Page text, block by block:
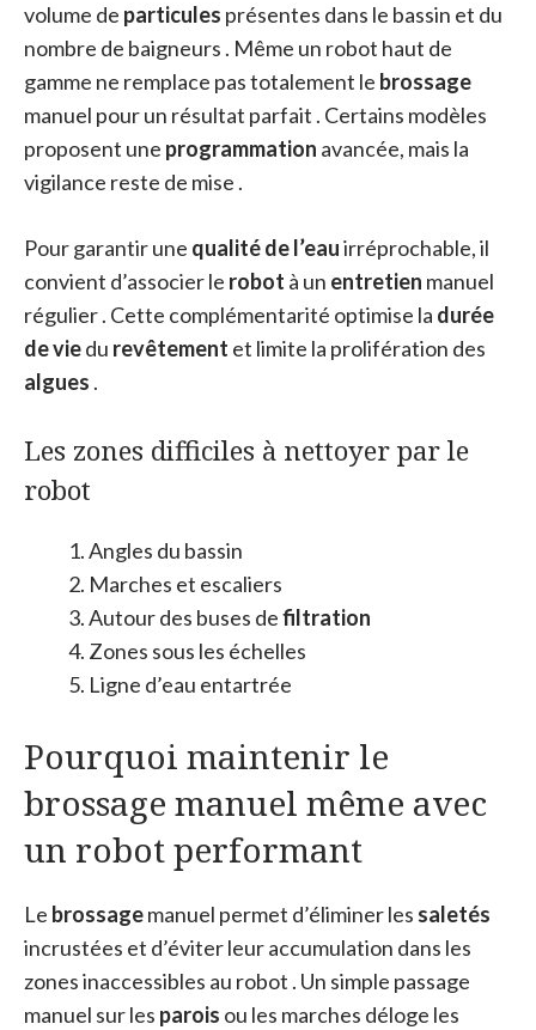
volume de particules présentes dans le bassin et du
nombre de baigneurs . Même un robot haut de
gamme ne remplace pas totalement le brossage
manuel pour un résultat parfait . Certains modèles
proposent une programmation avancée, mais la
vigilance reste de mise .
Pour garantir une qualité de l’eauirréprochable, il
convient d’associer le robot à un entretien manuel
régulier . Cette complémentarité optimise la durée
de viedu revêtement et limite la prolifération des
algues .
Les zones difficiles à nettoyer par le
robot
Angles du bassin
Marches et escaliers
Autour des buses defiltration
Zones sous les échelles
Ligne d’eau entartrée
Pourquoi maintenir le
brossage manuel même avec
un robot performant
Le brossagemanuel permet d’éliminer les saletés
incrustées et d’éviter leur accumulation dans les
zones inaccessibles au robot . Un simple passage
manuel sur les parois ou les marches déloge les